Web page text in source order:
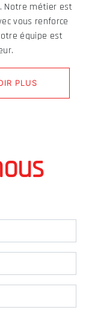
. Notre métier est
vous renforce
équipe est
PLUS